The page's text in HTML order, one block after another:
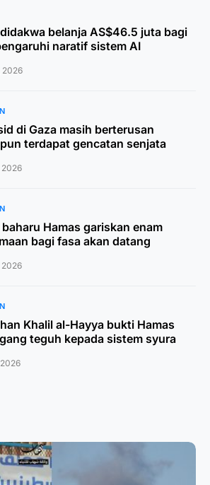
belanja AS$46.5 juta bagi
naratif sistem AI
2026
di Gaza masih berterusan
terdapat gencatan senjata
baharu Hamas gariskan enam
bagi fasa akan datang
Khalil al-Hayya bukti Hamas
teguh kepada sistem syura